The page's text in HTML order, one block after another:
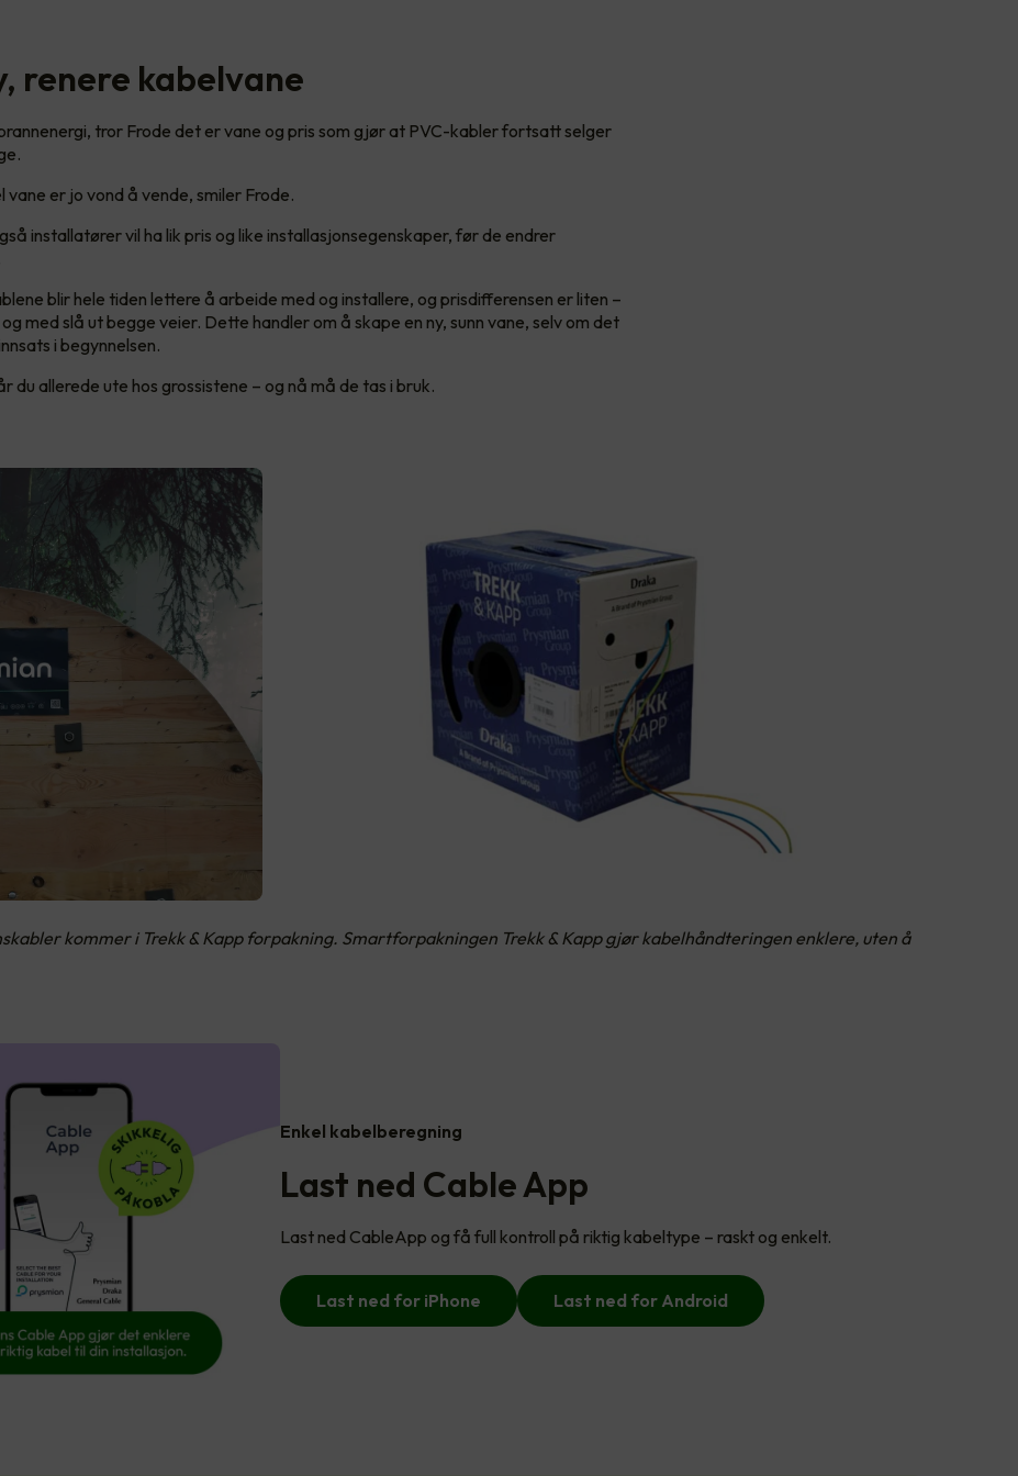
renere kabelvane
tror Frode det er vane og pris som gjør at PVC-kabler fortsatt selger
vane er jo vond å vende, smiler Frode.
installatører vil ha lik pris og like installasjonsegenskaper, før de endrer
blir hele tiden lettere å arbeide med og installere, og prisdifferensen er liten –
med slå ut begge veier. Dette handler om å skape en ny, sunn vane, selv om det
i begynnelsen.
du allerede ute hos grossistene – og nå må de tas i bruk.
kommer i Trekk & Kapp forpakning. Smartforpakningen Trekk & Kapp gjør kabelhåndteringen enklere, uten å
Enkel kabelberegning
Last ned Cable App
Last ned CableApp og få full kontroll på riktig kabeltype – raskt og enkelt.
Last ned for iPhone Last ned for Android